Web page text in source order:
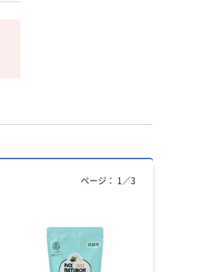
ページ： 1 ／3